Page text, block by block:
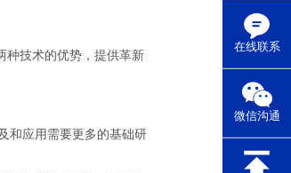
在线联系
微信沟通
种技术的优势，提供革新
和应用需要更多的基础研